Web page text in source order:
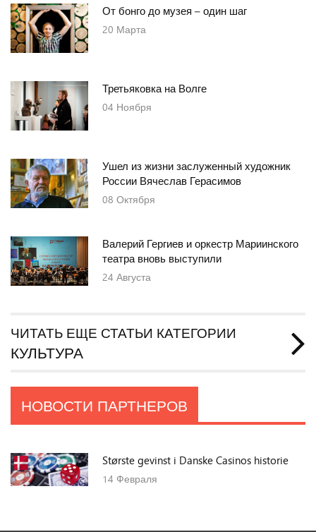
От бонго до музея – один шаг
20 Марта
Третьяковка на Волге
04 Ноября
Ушел из жизни заслуженный художник
России Вячеслав Герасимов
08 Октября
Валерий Гергиев и оркестр Мариинского
театра вновь выступили
24 Августа
ЧИТАТЬ ЕЩЕ СТАТЬИ КАТЕГОРИИ
КУЛЬТУРА
НОВОСТИ ПАРТНЕРОВ
Største gevinst i Danske Casinos historie
14 Февраля